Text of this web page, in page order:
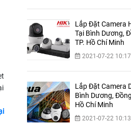
Lắp Đặt Camera
Tại Bình Dương,
TP. Hồ Chí Minh
2021-07-22
Lắp Đặt Camera
Bình Dương,
Hồ Chí Minh
2021-07-22